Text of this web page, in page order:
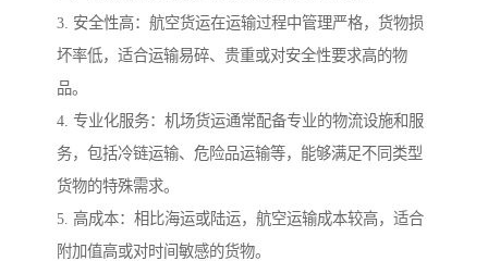
3. 安全性高：航空货运在运输过程中管理严格，货物损
坏率低，适合运输易碎、贵重或对安全性要求高的物
品。
4. 专业化服务：机场货运通常配备专业的物流设施和服
务，包括冷链运输、危险品运输等，能够满足不同类型
货物的特殊需求。
5. 高成本：相比海运或陆运，航空运输成本较高，适合
附加值高或对时间敏感的货物。